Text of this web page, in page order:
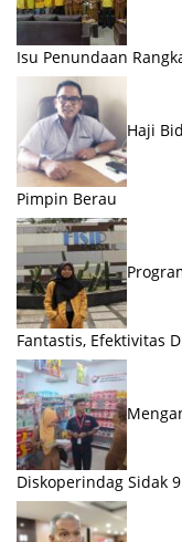
Isu Penundaan
Haji
Pimpin Berau
Fantastis, Efektivitas
Diskoperindag Sidak